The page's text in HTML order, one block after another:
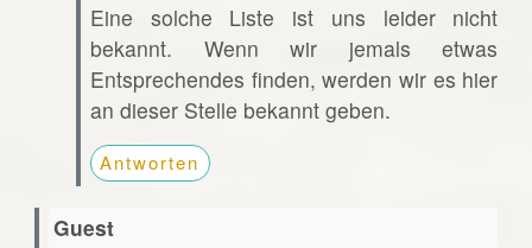
Eine solche Liste ist uns leider nicht
bekannt. Wenn wir jemals etwas
Entsprechendes finden, werden wir es hier
an dieser Stelle bekannt geben.
Antworten
Guest